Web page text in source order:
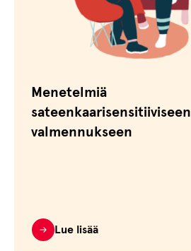
Menetelmiä
sateenkaarisensitiiviseen
valmennukseen
Lue lisää